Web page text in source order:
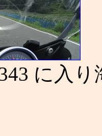
に入